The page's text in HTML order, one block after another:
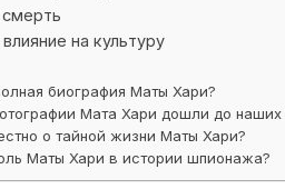
смерть
на культуру
биография Маты Хари?
Мата Хари дошли до наших
о тайной жизни Маты Хари?
Маты Хари в истории шпионажа?